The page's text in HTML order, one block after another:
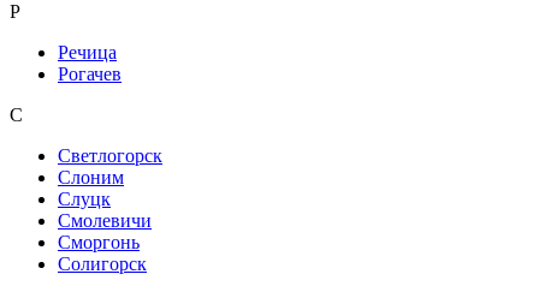
Р
Речица
Рогачев
С
Светлогорск
Слоним
Слуцк
Смолевичи
Сморгонь
Солигорск